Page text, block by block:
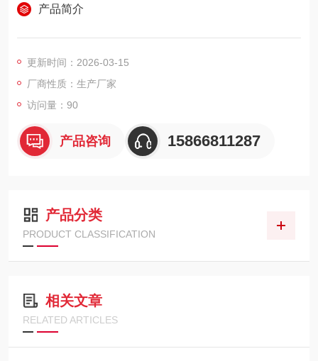
产品简介
更新时间：2026-03-15
厂商性质：生产厂家
访问量：90
产品咨询 15866811287
产品分类
PRODUCT CLASSIFICATION
相关文章
RELATED ARTICLES